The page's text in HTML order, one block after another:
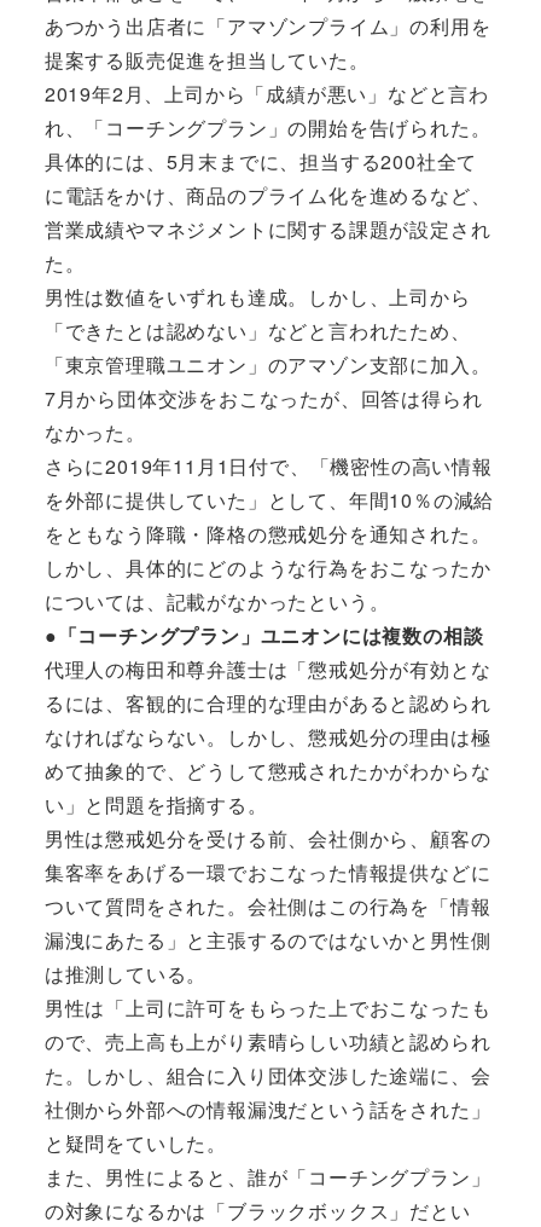
あつかう出店者に「アマゾンプライム」の利用を
提案する販売促進を担当していた。
2019年2月、上司から「成績が悪い」などと言わ
れ、「コーチングプラン」の開始を告げられた。
具体的には、5月末までに、担当する200社全て
に電話をかけ、商品のプライム化を進めるなど、
営業成績やマネジメントに関する課題が設定され
た。
男性は数値をいずれも達成。しかし、上司から
「できたとは認めない」などと言われたため、
「東京管理職ユニオン」のアマゾン支部に加入。
7月から団体交渉をおこなったが、回答は得られ
なかった。
さらに2019年11月1日付で、「機密性の高い情報
を外部に提供していた」として、年間10％の減給
をともなう降職・降格の懲戒処分を通知された。
しかし、具体的にどのような行為をおこなったか
については、記載がなかったという。
●「コーチングプラン」ユニオンには複数の相談
代理人の梅田和尊弁護士は「懲戒処分が有効とな
るには、客観的に合理的な理由があると認められ
なければならない。しかし、懲戒処分の理由は極
めて抽象的で、どうして懲戒されたかがわからな
い」と問題を指摘する。
男性は懲戒処分を受ける前、会社側から、顧客の
集客率をあげる一環でおこなった情報提供などに
ついて質問をされた。会社側はこの行為を「情報
漏洩にあたる」と主張するのではないかと男性側
は推測している。
男性は「上司に許可をもらった上でおこなったも
ので、売上高も上がり素晴らしい功績と認められ
た。しかし、組合に入り団体交渉した途端に、会
社側から外部への情報漏洩だという話をされた」
と疑問をていした。
また、男性によると、誰が「コーチングプラン」
の対象になるかは「ブラックボックス」だとい